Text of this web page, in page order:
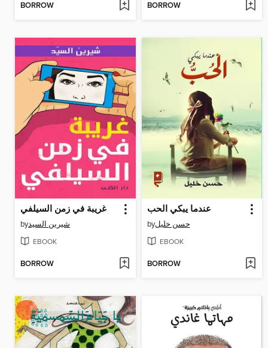
BORROW BORROW
غريبة في زمن السيلفي
byشيرين السيد
EBOOK
BORROW
عندما يبكي الحب
byحسن خليل
EBOOK
BORROW